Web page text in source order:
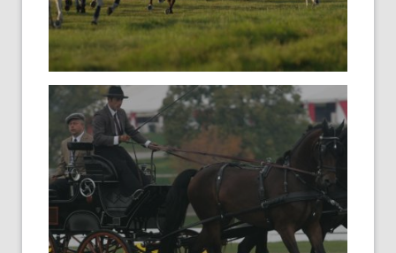
Αποτελέσματα
Προηγούμενων Ετών
Προκηρύξεις
Λίστα Συμμετοχών
Αποτελέσματα
Βαθμολογίες
Αποτελέσματα